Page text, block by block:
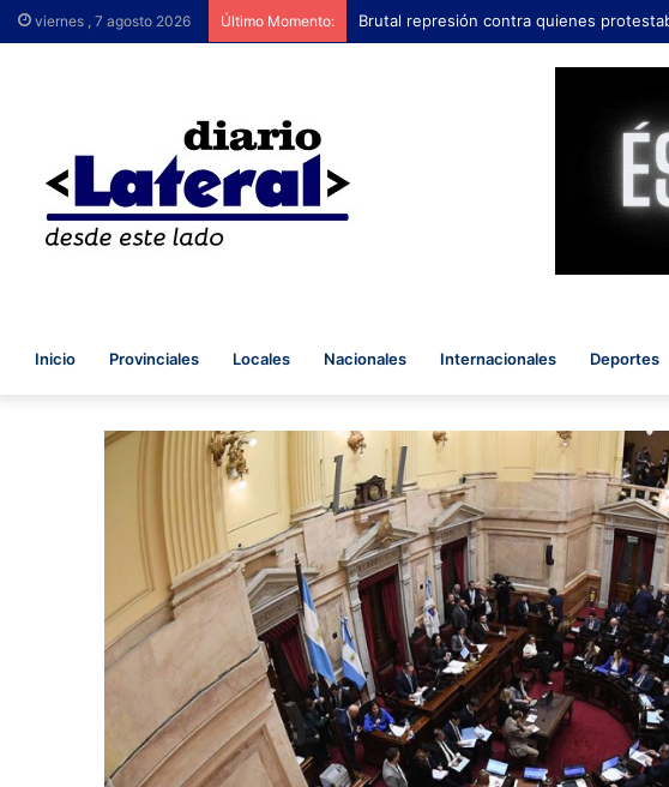
viernes , 7 agosto 2026 Último Momento: Brutal represión contra quienes
Inicio Provinciales Locales Nacionales Internacionales Deportes